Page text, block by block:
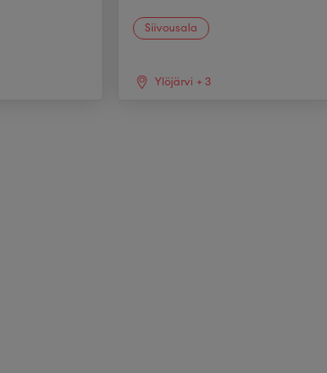
Siivousala
Ylöjärvi +3